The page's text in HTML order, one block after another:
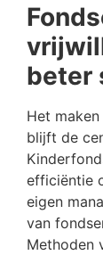
beter
Het
blijft de
efficiëntie
eigen
van
Methoden